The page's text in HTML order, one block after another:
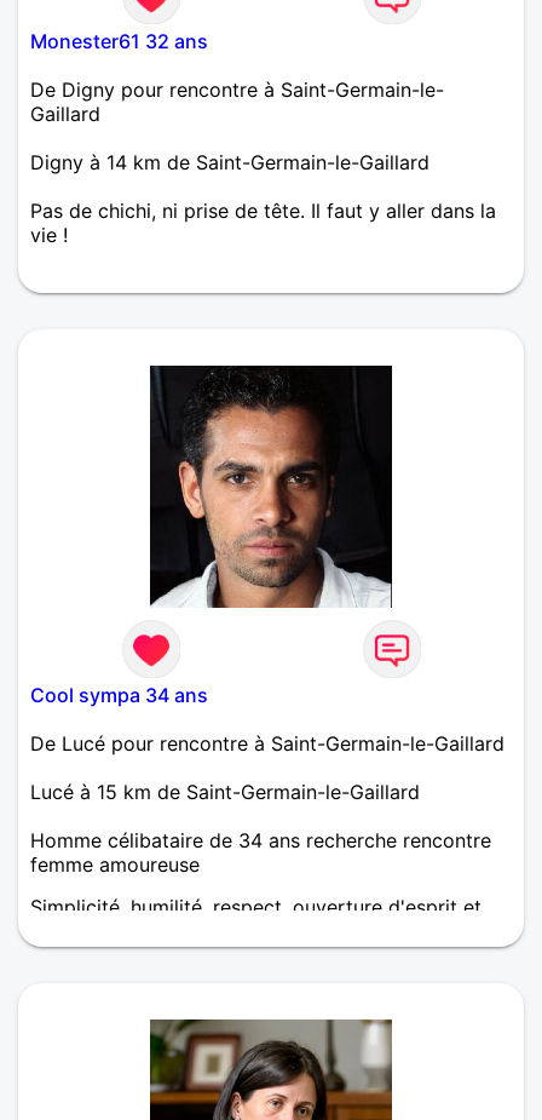
Monester61 32 ans
De Digny pour rencontre à Saint-Germain-le-
Gaillard
Digny à 14 km de Saint-Germain-le-Gaillard
Pas de chichi, ni prise de tête. Il faut y aller dans la
vie !
Cool sympa 34 ans
De Lucé pour rencontre à Saint-Germain-le-Gaillard
Lucé à 15 km de Saint-Germain-le-Gaillard
Homme célibataire de 34 ans recherche rencontre
femme amoureuse
Simplicité, humilité, respect, ouverture d'esprit et